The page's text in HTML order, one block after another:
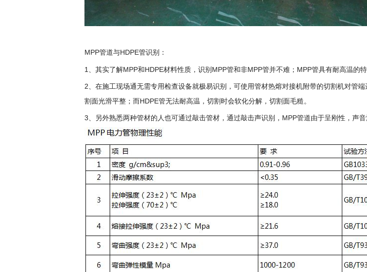
MPP管道与HDPE管识别：
1、其实了解MPP和HDPE材料性质，识别 MPP管和非MPP管并不难； MPP管具有耐高温的
2、在施工现场通无需专用检查设备就极易识别，可使用管材热熔对接机附带的切割机对管
割面光滑平整；而HDPE管无法耐高温，切割时会软化分解，切割面毛糙。
3、另外熟悉两种管材的人也可通过敲击管材，通过敲击声识别， MPP管道由于呈刚性，声音